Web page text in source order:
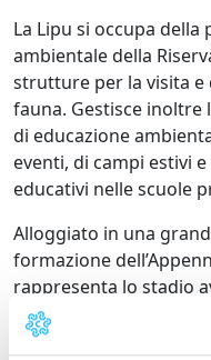
La Lipu si occupa
ambientale della
strutture per la visita
fauna. Gestisce inoltre
di educazione
eventi, di campi estivi
educativi nelle scuole
Alloggiato in una
formazione
rappresenta lo stadio
costiera, arretrata con
il ripascimento dei